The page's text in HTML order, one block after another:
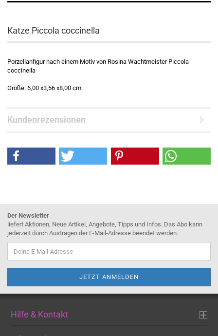
Katze Piccola coccinella
Porzellanfigur nach einem Motiv von Rosina Wachtmeister Piccola
coccinella
Größe: 6,00 x3,56 x8,00 cm
Kundenrezensionen
Der Newsletter
liefert Aktionen, Neue Artikel, Angebote, Tipps und Infos. Das Abo kann
jederzeit durch Austragen der E-Mail-Adresse beendet werden.
Hilfe & Kontakt